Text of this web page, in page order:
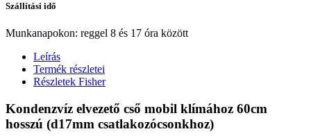
Szállítási idő
Munkanapokon: reggel 8 és 17 óra között
Leírás
Termék részletei
Részletek Fisher
Kondenzvíz elvezető cső mobil klímához 60cm
hosszú (d17mm csatlakozócsonkhoz)